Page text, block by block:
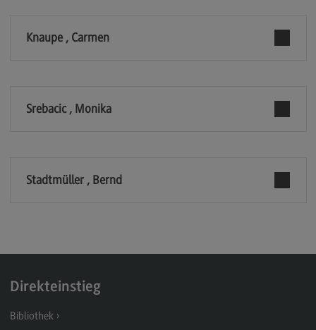
Berufsperspektiven
Digital Business Management
Berufsperspektiven
Kontakt
Knaupe , Carmen
Srebacic , Monika
Stadtmüller , Bernd
Direkteinstieg
Bibliothek